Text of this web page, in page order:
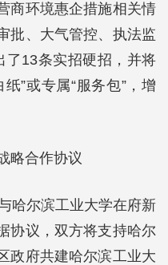
商环境惠企措施相关情
批、大气管控、执法监
了13条实招硬招，并将
”或专属“服务包”，增
略合作协议
哈尔滨工业大学在府新
协议，双方将支持哈尔
政府共建哈尔滨工业大